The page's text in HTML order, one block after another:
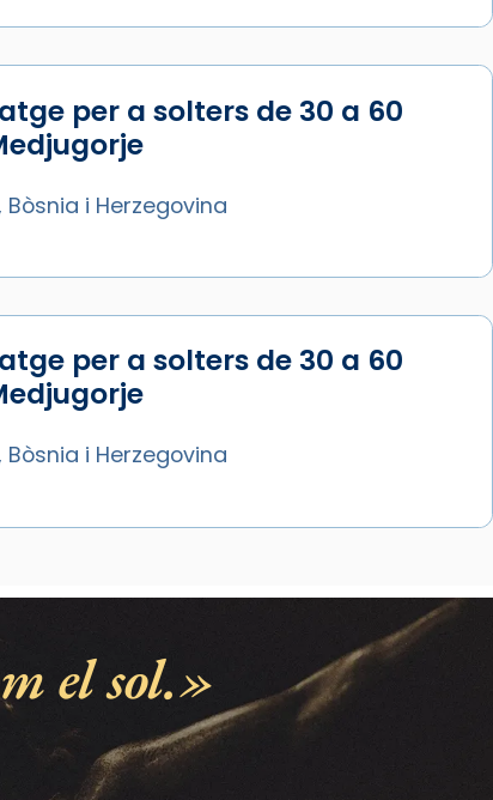
per a solters de 30 a 60
Bòsnia i Herzegovina
per a solters de 30 a 60
Bòsnia i Herzegovina
el sol.